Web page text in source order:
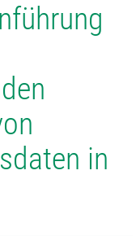
in